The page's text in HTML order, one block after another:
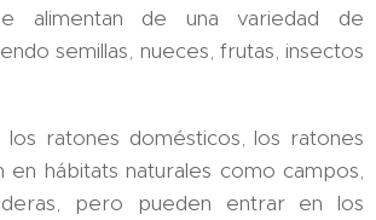
alimentan de una variedad de
semillas, nueces, frutas, insectos
ratones domésticos, los ratones
en hábitats naturales como campos,
pero pueden entrar en los